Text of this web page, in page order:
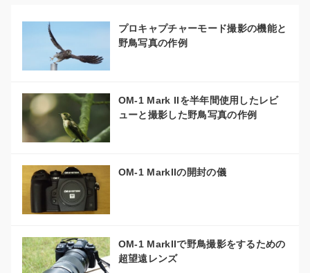
プロキャプチャーモード撮影の機能と
野鳥写真の作例
OM-1 Mark IIを半年間使用したレビ
ューと撮影した野鳥写真の作例
OM-1 MarkIIの開封の儀
OM-1 MarkIIで野鳥撮影をするための
超望遠レンズ